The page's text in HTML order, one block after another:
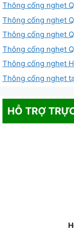
Thông cống nghẹt
Thông cống nghẹt
Thông cống nghẹt
Thông cống nghẹt
Thông cống nghẹt
Thông cống nghẹt
HỖ TRỢ